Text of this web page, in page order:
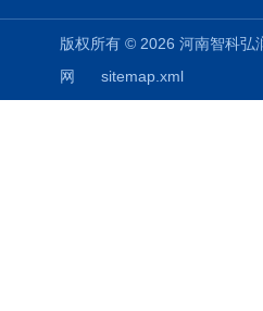
版权所有 © 2026 河南智科
网
sitemap.xml